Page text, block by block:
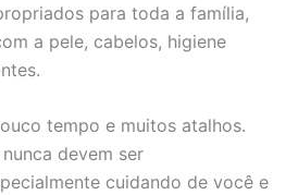
para toda a família,
a pele, cabelos, higiene
tempo e muitos atalhos.
devem ser
cuidando de você e